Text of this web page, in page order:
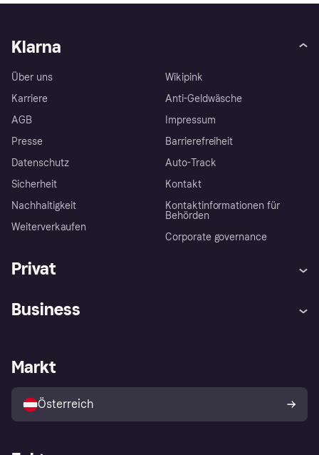
Klarna
Über uns
Karriere
AGB
Presse
Datenschutz
Sicherheit
Nachhaltigkeit
Weiterverkaufen
Wikipink
Anti-Geldwäsche
Impressum
Barrierefreiheit
Auto-Track
Kontakt
Kontaktinformationen für
Behörden
Corporate governance
Privat
Shops entdecken
Business
Händlerportal
Markt
Österreich